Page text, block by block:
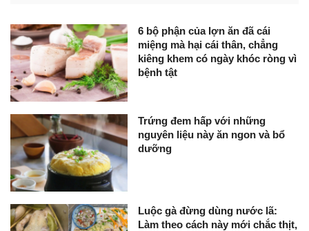
6 bộ phận của lợn ăn đã cái
miệng mà hại cái thân, chẳng
kiêng khem có ngày khóc ròng vì
bệnh tật
Trứng đem hấp với những
nguyên liệu này ăn ngon và bổ
dưỡng
Luộc gà đừng dùng nước lã:
Làm theo cách này mới chắc thịt,